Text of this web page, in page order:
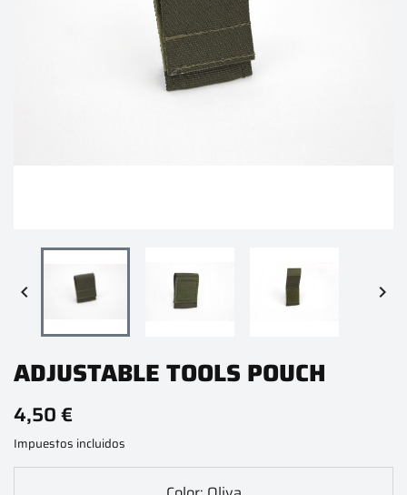
 
ADJUSTABLE TOOLS POUCH
4,50 €
Impuestos incluidos